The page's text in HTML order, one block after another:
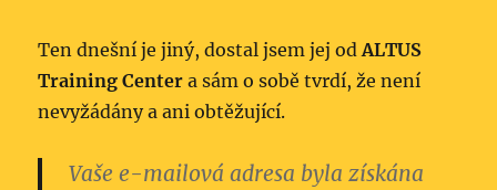
Ten dnešní je jiný, dostal jsem jej odALTUS
Training Center a sám o sobě tvrdí, že není
nevyžádány a ani obtěžující.
Vaše e-mailová adresa byla získána